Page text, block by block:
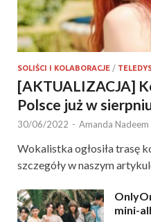
SOLIŚCI I KOLABORACJE /
[AKTUALIZACJA]
Polsce już w
30/06/2022 - Amanda Nadeem
Wokalistka ogłosiła trasę
szczegóły w naszym
mini-